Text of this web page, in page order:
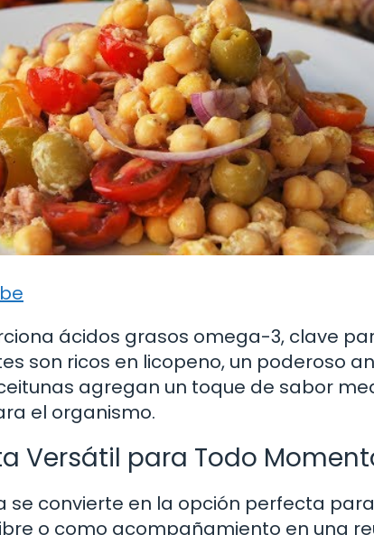
ácidos grasos omega-3, clave
son ricos en licopeno, un poderoso
agregan un toque de sabor
el organismo.
Versátil para Todo
se convierte en la opción perfecta
o como acompañamiento en una